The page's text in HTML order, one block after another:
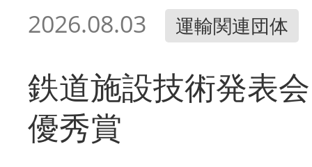
2026.08.03 運輸関連団体
鉄道施設技術発表
優秀賞